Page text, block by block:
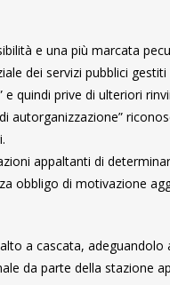
e una più marcata
dei servizi pubblici
quindi prive di ulteriori
autorganizzazione”
appaltanti di
obbligo di motivazione
a cascata,
da parte della stazione